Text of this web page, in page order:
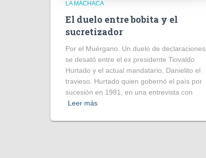
LA MACHACA
El duelo entre bobita y el
sucretizador
Por el Muérgano. Un duelo de declaraciones
se desató entre el ex presidente Tiovaldo
Hurtado y el actual mandatario, Danielito el
travieso. Hurtado quien gobernó el país por
sucesión en 1981, en una entrevista con
Leer más